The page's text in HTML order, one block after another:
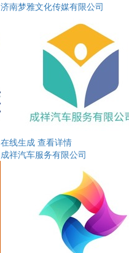
济南梦雅文化传媒有限公司
在线生成 查看详情
成祥汽车服务有限公司